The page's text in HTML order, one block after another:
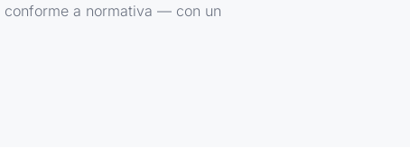
a normativa — con un